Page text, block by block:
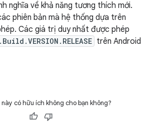
nghĩa về khả năng tương thích mới.
phiên bản mà hệ thống dựa trên
Các giá trị duy nhất được phép
trên Android
có hữu ích không cho bạn không?